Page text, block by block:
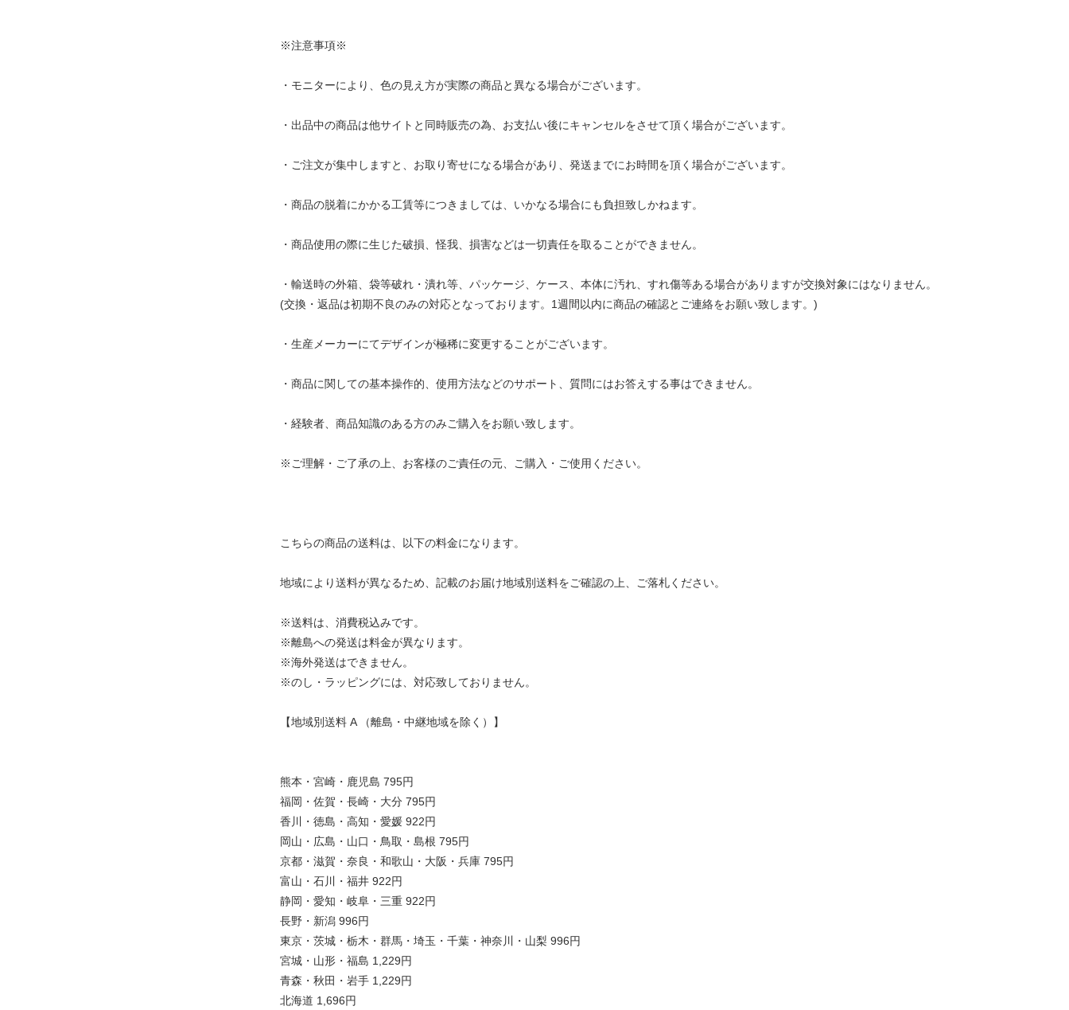
※注意事項※
・モニターにより、色の見え方が実際の商品と異なる場合がございます。
・出品中の商品は他サイトと同時販売の為、お支払い後にキャンセルをさせて頂く場合がございます。
・ご注文が集中しますと、お取り寄せになる場合があり、発送までにお時間を頂く場合がございます。
・商品の脱着にかかる工賃等につきましては、いかなる場合にも負担致しかねます。
・商品使用の際に生じた破損、怪我、損害などは一切責任を取ることができません。
・輸送時の外箱、袋等破れ・潰れ等、パッケージ、ケース、本体に汚れ、すれ傷等ある場合がありますが交換対象にはなりません。
(交換・返品は初期不良のみの対応となっております。1週間以内に商品の確認とご連絡をお願い致します。)
・生産メーカーにてデザインが極稀に変更することがございます。
・商品に関しての基本操作的、使用方法などのサポート、質問にはお答えする事はできません。
・経験者、商品知識のある方のみご購入をお願い致します。
※ご理解・ご了承の上、お客様のご責任の元、ご購入・ご使用ください。
こちらの商品の送料は、以下の料金になります。
地域により送料が異なるため、記載のお届け地域別送料をご確認の上、ご落札ください。
※送料は、消費税込みです。
※離島への発送は料金が異なります。
※海外発送はできません。
※のし・ラッピングには、対応致しておりません。
【地域別送料 A （離島・中継地域を除く）】
熊本・宮崎・鹿児島 795円
福岡・佐賀・長崎・大分 795円
香川・徳島・高知・愛媛 922円
岡山・広島・山口・鳥取・島根 795円
京都・滋賀・奈良・和歌山・大阪・兵庫 795円
富山・石川・福井 922円
静岡・愛知・岐阜・三重 922円
長野・新潟 996円
東京・茨城・栃木・群馬・埼玉・千葉・神奈川・山梨 996円
宮城・山形・福島 1,229円
青森・秋田・岩手 1,229円
北海道 1,696円